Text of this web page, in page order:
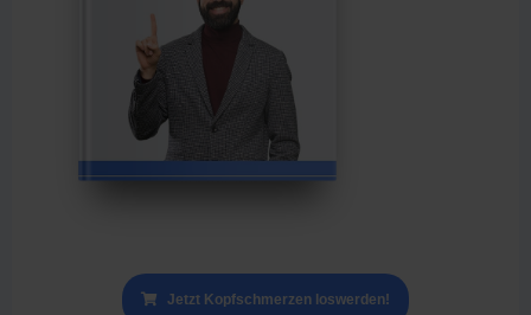
Jetzt Kopfschmerzen loswerden!